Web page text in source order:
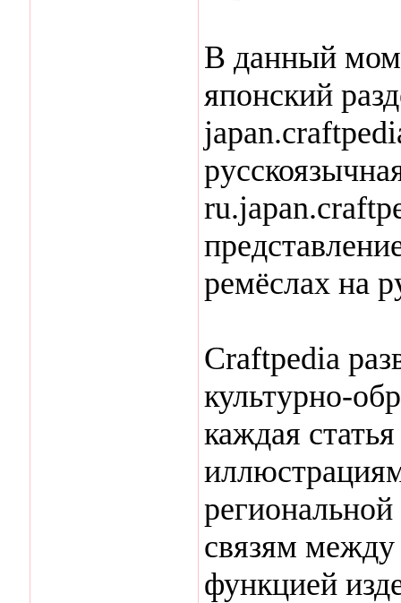
В данный
японский
ремёслах на
Craftpedia
культурно-
каждая
связям
функцией